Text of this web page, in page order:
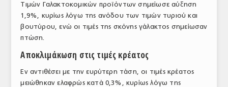
Τιμών Γαλακτοκομικών προϊόντων σημείωσε αύξηση
1,9%, κυρίως λόγω της ανόδου των τιμών τυριού και
βουτύρου, ενώ οι τιμές της σκόνης γάλακτος σημείωσαν
πτώση.
Αποκλιμάκωση στις τιμές κρέατος
Εν αντιθέσει με την ευρύτερη τάση, οι τιμές κρέατος
μειώθηκαν ελαφρώς κατά 0,3%, κυρίως λόγω της